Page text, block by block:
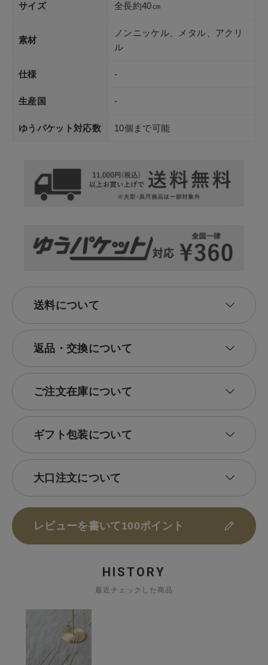
サイズ 全長約40㎝
素材
ノンニッケル、メタル、アクリ
ル
仕様 -
生産国 -
ゆうパケット対応数 10個まで可能
送料について
返品・交換について
ご注文在庫について
ギフト包装について
大口注文について
レビューを書いて100ポイント
HISTORY
最近チェックした商品